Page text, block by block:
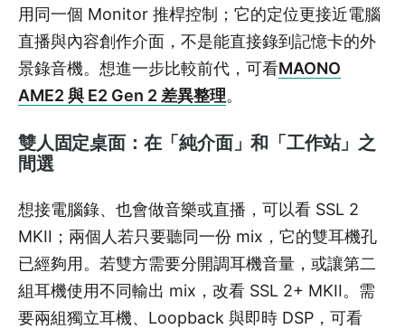
用同一個 Monitor 推桿控制；它的定位更接近電腦
直播與內容創作介面，不是能直接錄到記憶卡的外
景錄音機。想進一步比較前代，可看MAONO
AME2 與 E2 Gen 2 差異整理。
雙人固定桌面：在「純介面」和「工作站」之
間選
想接電腦錄、也會做音樂或直播，可以看 SSL 2
MKII；兩個人若只要聽同一份 mix，它的雙耳機孔
已經夠用。若雙方需要分開調耳機音量，或讓第二
組耳機使用不同輸出 mix，改看 SSL 2+ MKII。需
要兩組獨立耳機、Loopback 與即時 DSP，可看